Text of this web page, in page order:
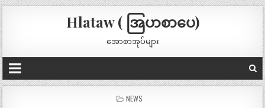
Hlataw ( အြပာစာပေ)
အောစာအုပ်များ
POSTED
NEWS